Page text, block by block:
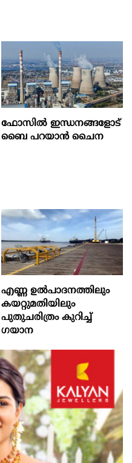
ഫോസിൽ ഇന്ധനങ്ങളോട്
ബൈ പറയാൻ ചൈന
എണ്ണ ഉൽപാദനത്തിലും
കയറ്റുമതിയിലും
പുതുചരിത്രം കുറിച്ച്
ഗയാന